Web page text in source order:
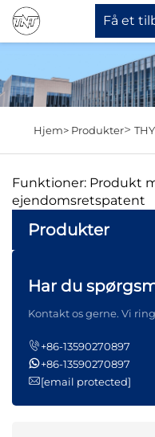
Få et
Om os
Nyheder
Kontakt os
Hjem> Produkter>
Funktioner: Produkt
ejendomsretspatent
Produkter
Har du
Kontakt os gerne. Vi
+86-13590270897
+86-13590270897
[email protected]